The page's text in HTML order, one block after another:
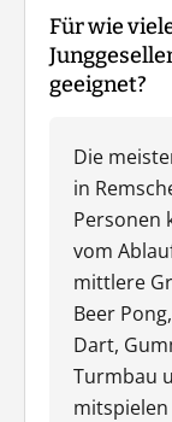
Für wie
geeignet?
Die
in
Personen
vom
mittlere
Beer
Dart,
Turmbau